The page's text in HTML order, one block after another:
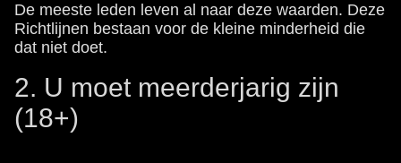
De meeste leden leven al naar deze waarden. Deze
Richtlijnen bestaan voor de kleine minderheid die
dat niet doet.
2. U moet meerderjarig zijn
(18+)